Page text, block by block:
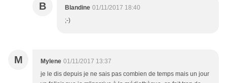
B Blandine 01/11/2017 18:40
;-)
M Mylene 01/11/2017 13:37
je le dis depuis je ne sais pas combien de temps mais un jour